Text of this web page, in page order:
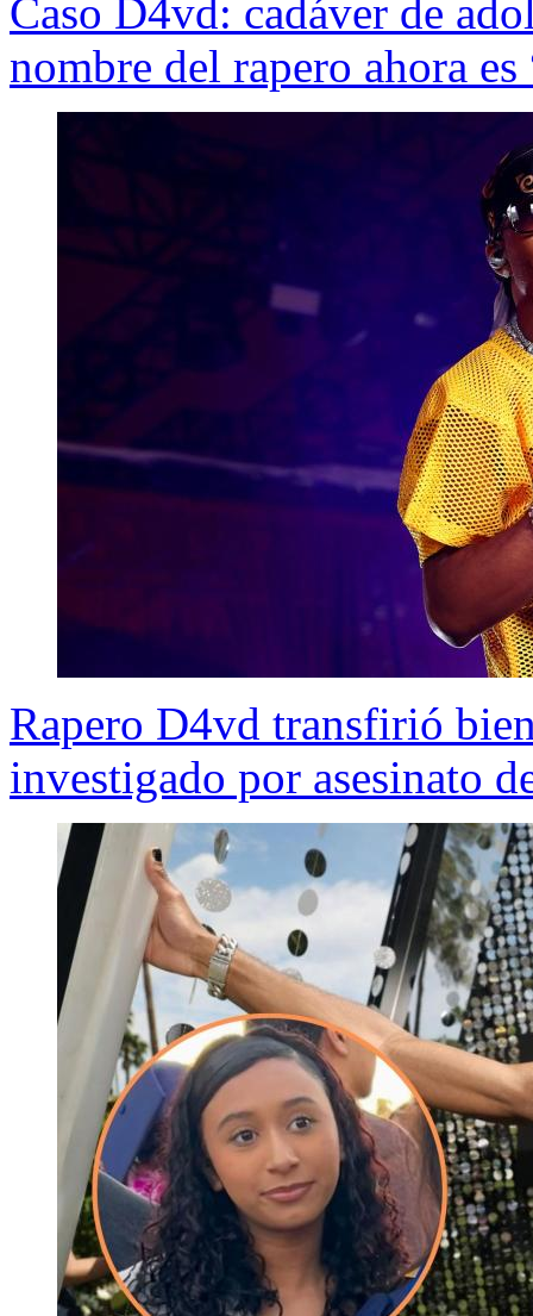
Caso D4vd: cadáver de
nombre del rapero ahora
Rapero D4vd transfirió
investigado por asesinato